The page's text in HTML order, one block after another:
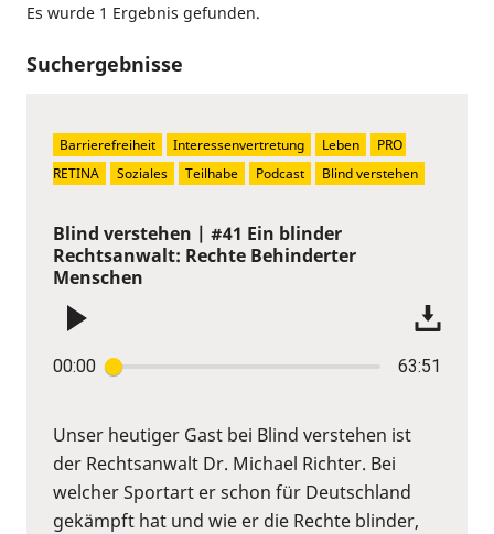
Es wurde 1 Ergebnis gefunden.
Suchergebnisse
Blind verstehen | #41 Ein blinder
Rechtsanwalt: Rechte Behinderter
Menschen
00:00 63:51
Unser heutiger Gast bei Blind verstehen ist
der Rechtsanwalt Dr. Michael Richter. Bei
welcher Sportart er schon für Deutschland
gekämpft hat und wie er die Rechte blinder,
Barrierefreiheit Interessenvertretung Leben
PRO
RETINA
Soziales Teilhabe Podcast Blind verstehen